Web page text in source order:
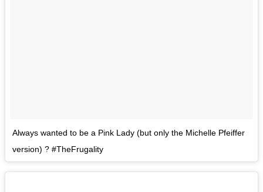
Always wanted to be a Pink Lady (but only the Michelle Pfeiffer
version) ? #TheFrugality